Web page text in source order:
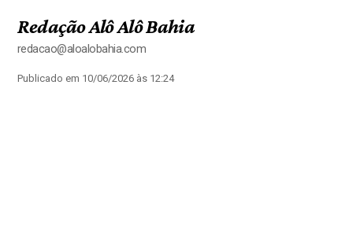
Redação Alô Alô Bahia
redacao@aloalobahia.com
Publicado em 10/06/2026 às 12:24